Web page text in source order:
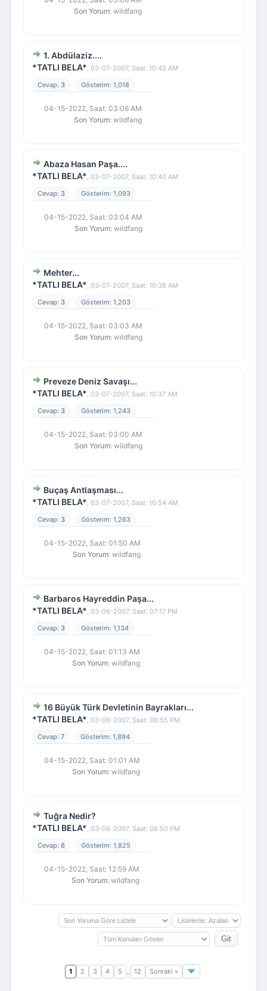
Son Yorum: wildfang
1. Abdülaziz....
*TATLI BELA*, 03-07-2007, Saat: 10:42 AM
3
1,018
04-15-2022, Saat: 03:06 AM
Son Yorum: wildfang
Abaza Hasan Paşa....
*TATLI BELA*, 03-07-2007, Saat: 10:40 AM
3
1,093
04-15-2022, Saat: 03:04 AM
Son Yorum: wildfang
Mehter...
*TATLI BELA*, 03-07-2007, Saat: 10:38 AM
3
1,203
04-15-2022, Saat: 03:03 AM
Son Yorum: wildfang
Preveze Deniz Savaşı...
*TATLI BELA*, 03-07-2007, Saat: 10:37 AM
3
1,243
04-15-2022, Saat: 03:00 AM
Son Yorum: wildfang
Buçaş Antlaşması...
*TATLI BELA*, 03-07-2007, Saat: 10:54 AM
3
1,263
04-15-2022, Saat: 01:50 AM
Son Yorum: wildfang
Barbaros Hayreddin Paşa...
*TATLI BELA*, 03-06-2007, Saat: 07:17 PM
3
1,134
04-15-2022, Saat: 01:13 AM
Son Yorum: wildfang
16 Büyük Türk Devletinin Bayrakları...
*TATLI BELA*, 03-06-2007, Saat: 06:55 PM
7
1,894
04-15-2022, Saat: 01:01 AM
Son Yorum: wildfang
Tuğra Nedir?
*TATLI BELA*, 03-06-2007, Saat: 06:50 PM
6
1,825
04-15-2022, Saat: 12:59 AM
Son Yorum: wildfang
1 2 3 4 5 .. 12 Sonraki »